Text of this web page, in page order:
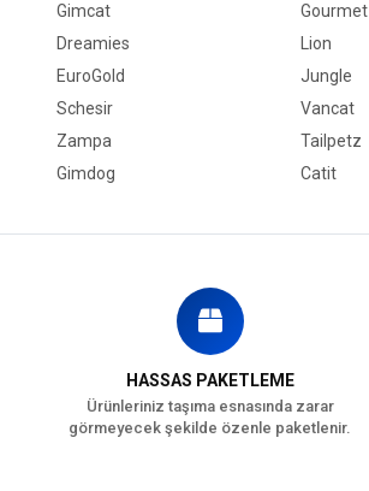
Gimcat
Gourmet
Dreamies
Lion
EuroGold
Jungle
Schesir
Vancat
Zampa
Tailpetz
Gimdog
Catit
HASSAS PAKETLEME
Ürünleriniz taşıma esnasında zarar
görmeyecek şekilde özenle paketlenir.